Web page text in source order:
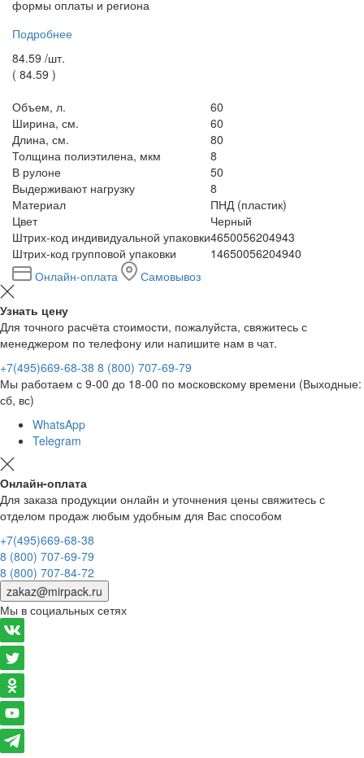
формы оплаты и региона
Подробнее
84.59 /шт.
( 84.59 )
Объем, л.
60
Ширина, см.
60
Длина, см.
80
Толщина полиэтилена, мкм
8
В рулоне
50
Выдерживают нагрузку
8
Материал
ПНД (пластик)
Цвет
Черный
Штрих-код индивидуальной упаковки4650056204943
Штрих-код групповой упаковки
14650056204940
Онлайн-оплата
Самовывоз
Узнать цену
Для точного расчёта стоимости, пожалуйста, свяжитесь с
менеджером по телефону или напишите нам в чат.
+7(495)669-68-38 8 (800) 707-69-79
Мы работаем с 9-00 до 18-00 по московскому времени (Выходные:
сб, вс)
WhatsApp
Telegram
Онлайн-оплата
Для заказа продукции онлайн и уточнения цены свяжитесь с
отделом продаж любым удобным для Вас способом
+7(495)669-68-38
8 (800) 707-69-79
8 (800) 707-84-72
zakaz@mirpack.ru
Мы в социальных сетях